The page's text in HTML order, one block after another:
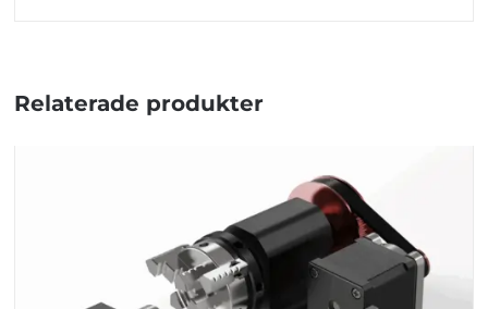
Relaterade produkter